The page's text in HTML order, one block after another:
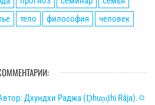
тело философия
человек
Дхундхи Раджа (Ḍhuṇḍhi Rāja).🌣